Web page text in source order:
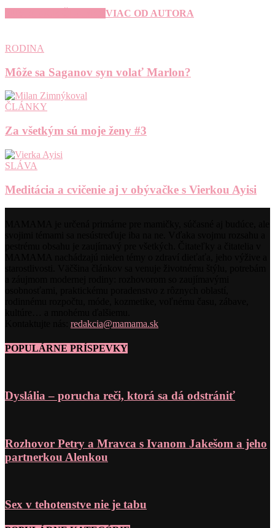
VIAC OD AUTORA
RODINA
Môže sa Saganov syn volať Marlon?
ČLÁNKY
Za všetkým sú moje ženy #3
SLÁVA
Meditácia a cvičenie aj v obývačke s Vierkou Ayisi
redakcia@mamama.sk
POPULÁRNE PRÍSPEVKY
Dyslália – porucha reči, ktorá sa dá odstrániť
Rozhovor Petry a Mravca s Ivanom Jakešom a jeho
partnerkou Alenkou
Sex v tehotenstve nie je tabu